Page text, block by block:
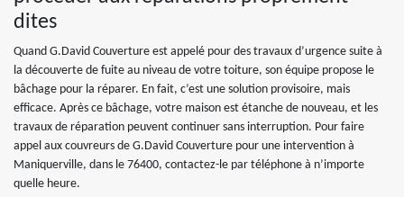
dites
Quand G.David Couverture est appelé pour des travaux d’urgence suite à
la découverte de fuite au niveau de votre toiture, son équipe propose le
bâchage pour la réparer. En fait, c’est une solution provisoire, mais
efficace. Après ce bâchage, votre maison est étanche de nouveau, et les
travaux de réparation peuvent continuer sans interruption. Pour faire
appel aux couvreurs de G.David Couverture pour une intervention à
Maniquerville, dans le 76400, contactez-le par téléphone à n’importe
quelle heure.